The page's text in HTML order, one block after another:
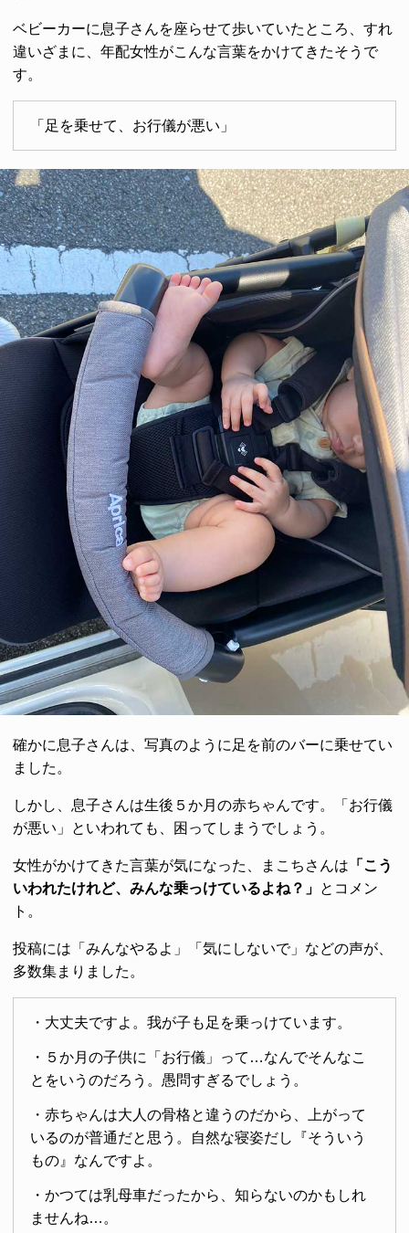
ベビーカーに息子さんを座らせて歩いていたところ、すれ
違いざまに、年配女性がこんな言葉をかけてきたそうで
す。
「足を乗せて、お行儀が悪い」
確かに息子さんは、写真のように足を前のバーに乗せてい
ました。
しかし、息子さんは生後５か月の赤ちゃんです。「お行儀
が悪い」といわれても、困ってしまうでしょう。
女性がかけてきた言葉が気になった、まこちさんは 「こう
いわれたけれど、みんな乗っけているよね？」 とコメン
ト。
投稿には「みんなやるよ」「気にしないで」などの声が、
多数集まりました。
・大丈夫ですよ。我が子も足を乗っけています。
・５か月の子供に「お行儀」って…なんでそんなこ
とをいうのだろう。愚問すぎるでしょう。
・赤ちゃんは大人の骨格と違うのだから、上がって
いるのが普通だと思う。自然な寝姿だし『そういう
もの』なんですよ。
・かつては乳母車だったから、知らないのかもしれ
ませんね…。